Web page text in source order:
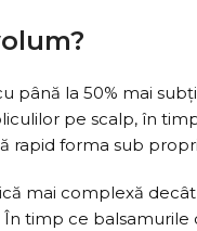
la 50% mai
pe scalp, în
rapid forma sub
mai complexă
timp ce